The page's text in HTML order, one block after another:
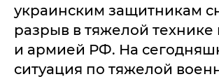
украинским защитникам
разрыв в тяжелой
и армией РФ. На
ситуация по тяжелой